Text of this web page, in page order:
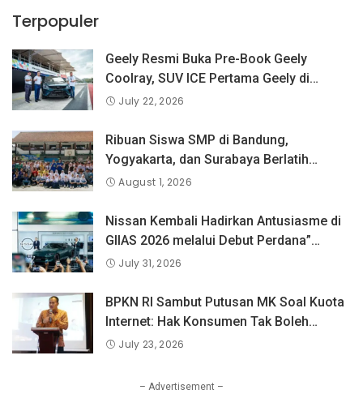
Terpopuler
Geely Resmi Buka Pre-Book Geely
Coolray, SUV ICE Pertama Geely di
Indonesia yang Dipercaya Lebih dari 1,3
July 22, 2026
Ribuan Siswa SMP di Bandung,
Yogyakarta, dan Surabaya Berlatih
Langsung Bersama Atlet Voli Nasional di
Nation 2026.
August 1, 2026
Nissan Kembali Hadirkan Antusiasme di
GIIAS 2026 melalui Debut Perdana”
Fairlady Z di Indonesia”
July 31, 2026
BPKN RI Sambut Putusan MK Soal Kuota
Internet: Hak Konsumen Tak Boleh
Hangus Sepihak
July 23, 2026
– Advertisement –